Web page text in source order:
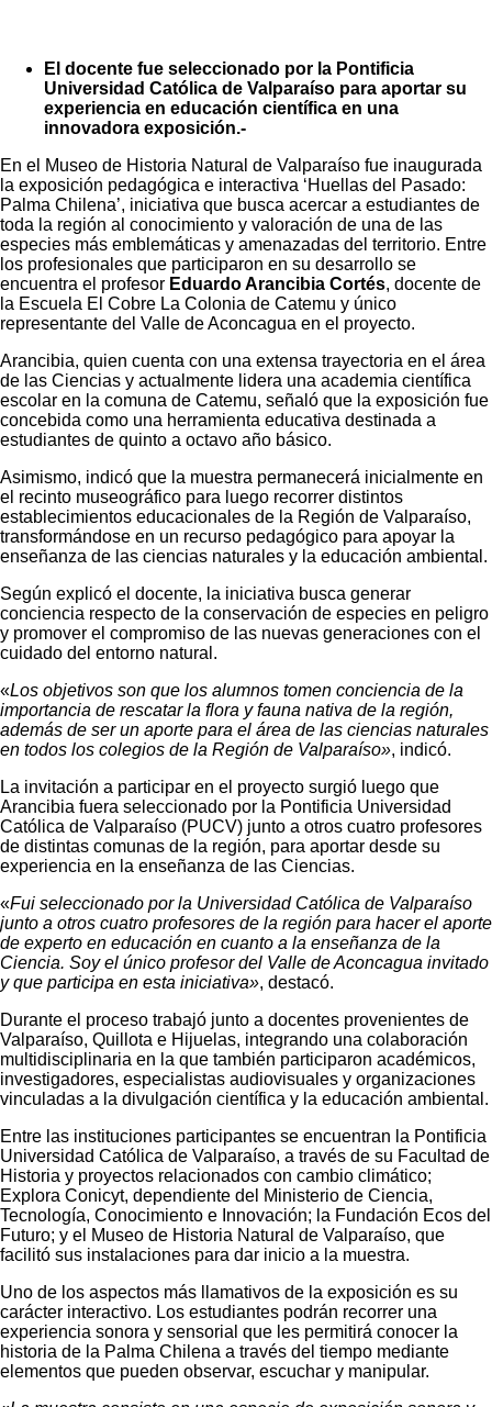
El docente fue seleccionado por la Pontificia
Universidad Católica de Valparaíso para aportar su
experiencia en educación científica en una
innovadora exposición.-
En el Museo de Historia Natural de Valparaíso fue inaugurada
la exposición pedagógica e interactiva ‘Huellas del Pasado:
Palma Chilena’, iniciativa que busca acercar a estudiantes de
toda la región al conocimiento y valoración de una de las
especies más emblemáticas y amenazadas del territorio. Entre
los profesionales que participaron en su desarrollo se
encuentra el profesor Eduardo Arancibia Cortés, docente de
la Escuela El Cobre La Colonia de Catemu y único
representante del Valle de Aconcagua en el proyecto.
Arancibia, quien cuenta con una extensa trayectoria en el área
de las Ciencias y actualmente lidera una academia científica
escolar en la comuna de Catemu, señaló que la exposición fue
concebida como una herramienta educativa destinada a
estudiantes de quinto a octavo año básico.
Asimismo, indicó que la muestra permanecerá inicialmente en
el recinto museográfico para luego recorrer distintos
establecimientos educacionales de la Región de Valparaíso,
transformándose en un recurso pedagógico para apoyar la
enseñanza de las ciencias naturales y la educación ambiental.
Según explicó el docente, la iniciativa busca generar
conciencia respecto de la conservación de especies en peligro
y promover el compromiso de las nuevas generaciones con el
cuidado del entorno natural.
«Los objetivos son que los alumnos tomen conciencia de la
importancia de rescatar la flora y fauna nativa de la región,
además de ser un aporte para el área de las ciencias naturales
en todos los colegios de la Región de Valparaíso», indicó.
La invitación a participar en el proyecto surgió luego que
Arancibia fuera seleccionado por la Pontificia Universidad
Católica de Valparaíso (PUCV) junto a otros cuatro profesores
de distintas comunas de la región, para aportar desde su
experiencia en la enseñanza de las Ciencias.
«Fui seleccionado por la Universidad Católica de Valparaíso
junto a otros cuatro profesores de la región para hacer el aporte
de experto en educación en cuanto a la enseñanza de la
Ciencia. Soy el único profesor del Valle de Aconcagua invitado
y que participa en esta iniciativa», destacó.
Durante el proceso trabajó junto a docentes provenientes de
Valparaíso, Quillota e Hijuelas, integrando una colaboración
multidisciplinaria en la que también participaron académicos,
investigadores, especialistas audiovisuales y organizaciones
vinculadas a la divulgación científica y la educación ambiental.
Entre las instituciones participantes se encuentran la Pontificia
Universidad Católica de Valparaíso, a través de su Facultad de
Historia y proyectos relacionados con cambio climático;
Explora Conicyt, dependiente del Ministerio de Ciencia,
Tecnología, Conocimiento e Innovación; la Fundación Ecos del
Futuro; y el Museo de Historia Natural de Valparaíso, que
facilitó sus instalaciones para dar inicio a la muestra.
Uno de los aspectos más llamativos de la exposición es su
carácter interactivo. Los estudiantes podrán recorrer una
experiencia sonora y sensorial que les permitirá conocer la
historia de la Palma Chilena a través del tiempo mediante
elementos que pueden observar, escuchar y manipular.